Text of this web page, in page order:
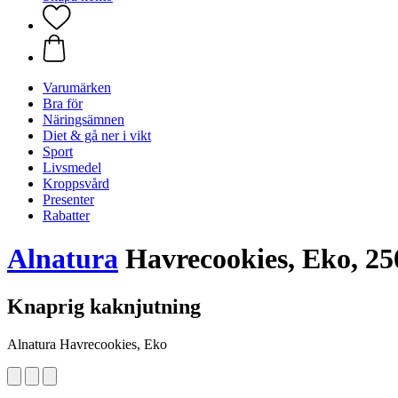
Varumärken
Bra för
Näringsämnen
Diet & gå ner i vikt
Sport
Livsmedel
Kroppsvård
Presenter
Rabatter
Alnatura Havrecookies, Eko,
Knaprig kaknjutning
Alnatura Havrecookies, Eko